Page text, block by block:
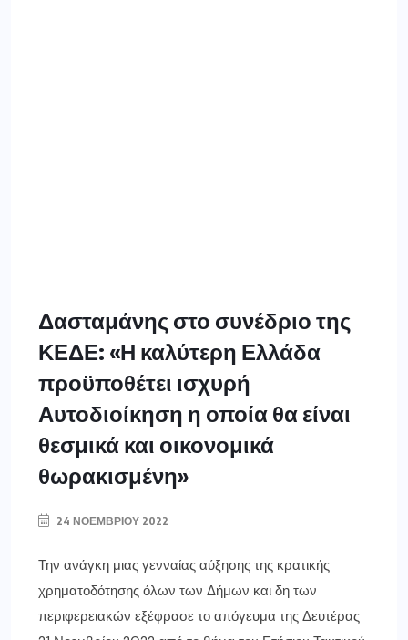
Δασταμάνης στο συνέδριο της
ΚΕΔΕ: «Η καλύτερη Ελλάδα
προϋποθέτει ισχυρή
Αυτοδιοίκηση η οποία θα είναι
θεσμικά και οικονομικά
θωρακισμένη»
24 ΝΟΕΜΒΡΊΟΥ 2022
Την ανάγκη μιας γενναίας αύξησης της κρατικής
χρηματοδότησης όλων των Δήμων και δη των
περιφερειακών εξέφρασε το απόγευμα της Δευτέρας